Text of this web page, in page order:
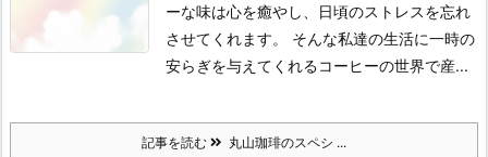
ーな味は心を癒やし、日頃のストレスを忘れ
させてくれます。 そんな私達の生活に一時の
安らぎを与えてくれるコーヒーの世界で産...
記事を読む 丸山珈琲のスペシ ...